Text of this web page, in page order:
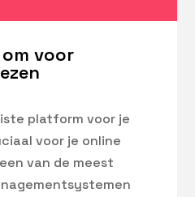
voor
platform voor je
voor je online
van de meest